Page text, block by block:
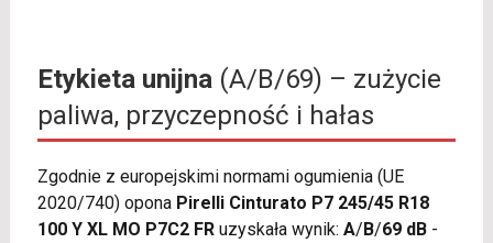
Etykieta unijna(A/B/69) – zużycie
paliwa, przyczepność i hałas
Zgodnie z europejskimi normami ogumienia (UE
2020/740) opona Pirelli Cinturato P7 245/45 R18
100 Y XL MO P7C2 FRuzyskała wynik: A/B/69 dB-